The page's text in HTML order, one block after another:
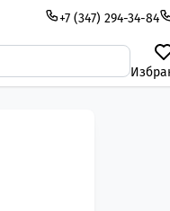
+7 (347) 294-34-84